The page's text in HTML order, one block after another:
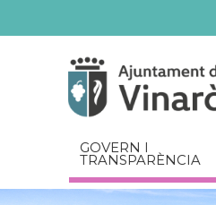
relacionats
GOVERN I
TRANSPARÈNCIA